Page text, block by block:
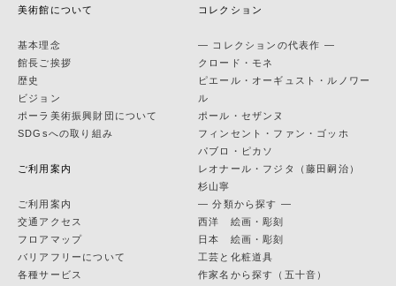
美術館について
基本理念
館長ご挨拶
歴史
ビジョン
ポーラ美術振興財団について
SDGsへの取り組み
ご利用案内
ご利用案内
交通アクセス
フロアマップ
バリアフリーについて
各種サービス
コレクション
— コレクションの代表作 —
クロード・モネ
ピエール・オーギュスト・ルノワー
ル
ポール・セザンヌ
フィンセント・ファン・ゴッホ
パブロ・ピカソ
レオナール・フジタ（藤田嗣治）
杉山寧
— 分類から探す —
西洋 絵画・彫刻
日本 絵画・彫刻
工芸と化粧道具
作家名から探す（五十音）